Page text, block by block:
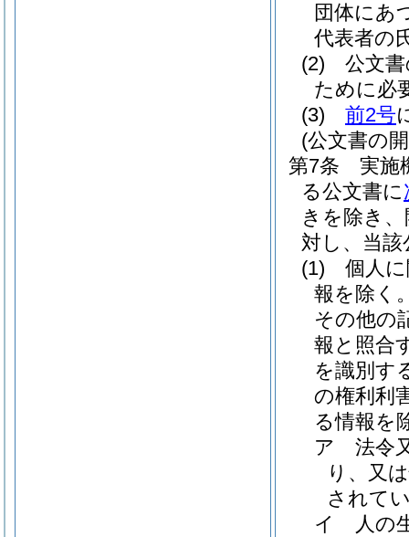
団体にあ
代表者の
(2)
公文
ために必
(3)
前2号
(公文書の
第7条
実施
る公文書に
きを除き
対し、当
(1)
個人
報を除く
その他の
報と照合
を識別す
の権利利
る情報を
ア
法令
り、又
されて
イ
人の